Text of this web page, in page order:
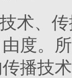
术、
度。
播技